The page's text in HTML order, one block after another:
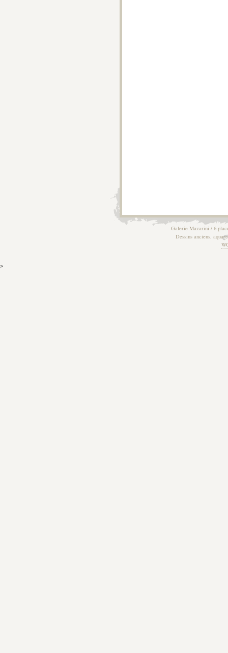
Galerie Mazarini / 6
Dessins anciens,
>